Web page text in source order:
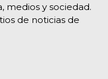
medios y sociedad.
de noticias de